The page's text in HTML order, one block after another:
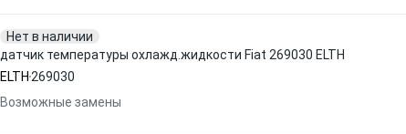
Нет в наличии
датчик температуры охлажд.жидкости Fiat 269030 ELTH
ELTH 269030
Возможные замены